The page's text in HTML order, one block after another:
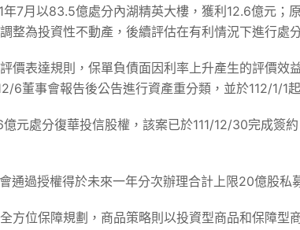
7月以83.5億處分內湖精英大樓，獲利12.6億元；
整為投資性不動產，後續評估在有利情況下進行處
價表達規則，保單負債面因利率上升產生的評價效
6董事會報告後公告進行資產重分類，並於112/1/1
元處分復華投信股權，該案已於111/12/30完成簽
通過授權得於未來一年分次辦理合計上限20億股私
方位保障規劃，商品策略則以投資型商品和保障型